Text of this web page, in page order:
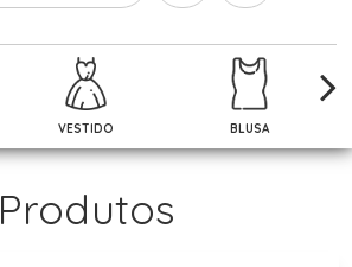
VESTIDO BLUSA
Produtos